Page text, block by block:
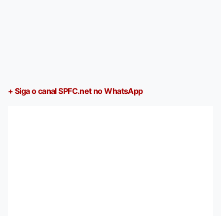
+ Siga o canal SPFC.net no WhatsApp